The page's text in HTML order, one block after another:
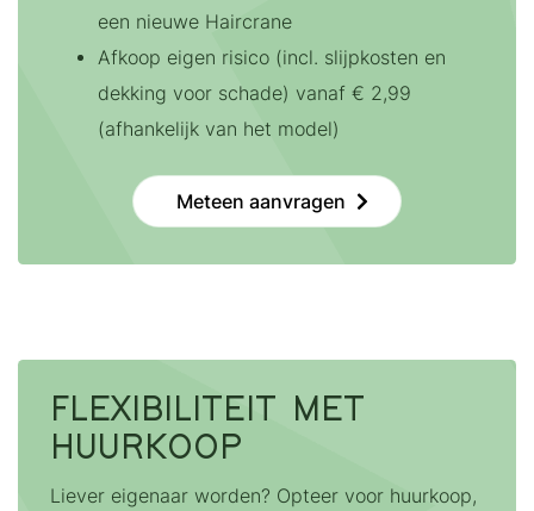
een nieuwe Haircrane
Afkoop eigen risico (incl. slijpkosten en
dekking voor schade) vanaf € 2,99
(afhankelijk van het model)
Meteen aanvragen
FLEXIBILITEIT MET
HUURKOOP
Liever eigenaar worden? Opteer voor huurkoop,